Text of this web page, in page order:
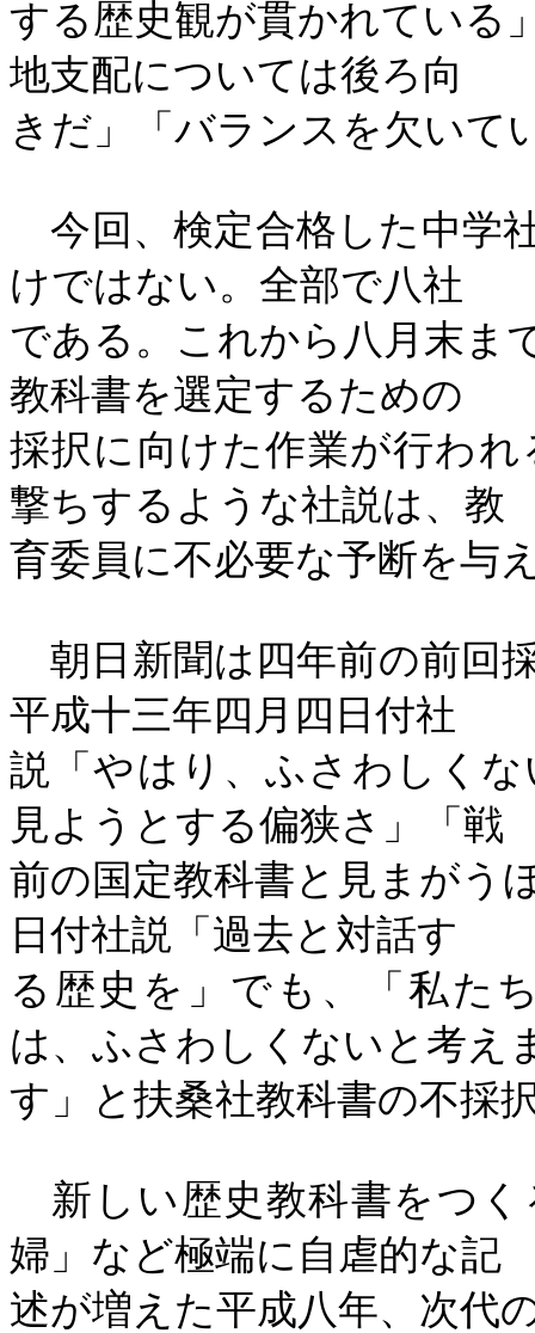
する歴史観が貫かれている
地支配については後ろ向
きだ」「バランスを欠いて
今回、検定合格した中学
けではない。全部で八社
である。これから八月末ま
教科書を選定するための
採択に向けた作業が行わ
撃ちするような社説は、教
育委員に不必要な予断を与
朝日新聞は四年前の前回
平成十三年四月四日付社
説「やはり、ふさわしく
見ようとする偏狭さ」「戦
前の国定教科書と見まがう
日付社説「過去と対話す
る歴史を」でも、「私た
は、ふさわしくないと考え
す」と扶桑社教科書の不採
新しい歴史教科書をつく
婦」など極端に自虐的な記
述が増えた平成八年、次代